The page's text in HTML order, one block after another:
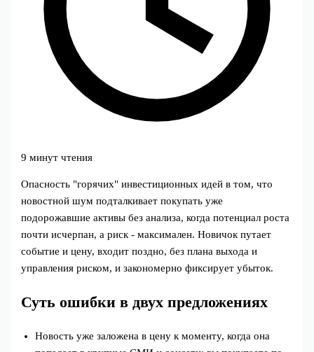
9 минут чтения
Опасность "горячих" инвестиционных идей в том, что
новостной шум подталкивает покупать уже
подорожавшие активы без анализа, когда потенциал роста
почти исчерпан, а риск - максимален. Новичок путает
событие и цену, входит поздно, без плана выхода и
управления риском, и закономерно фиксирует убыток.
Суть ошибки в двух предложениях
Новость уже заложена в цену к моменту, когда она